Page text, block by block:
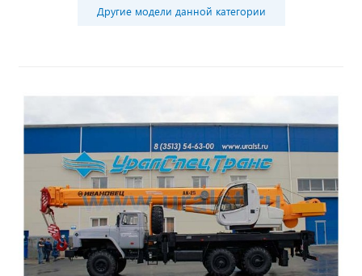
Другие модели данной категории